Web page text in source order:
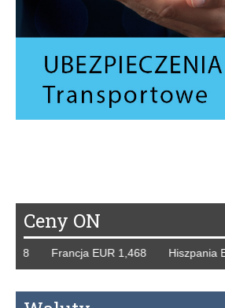
Ceny ON
Francja EUR 1,468 Hiszpania